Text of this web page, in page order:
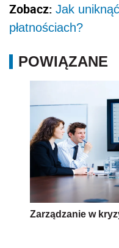
Zobacz: Jak
płatnościach?
POWIĄZANE
Zarządzanie w